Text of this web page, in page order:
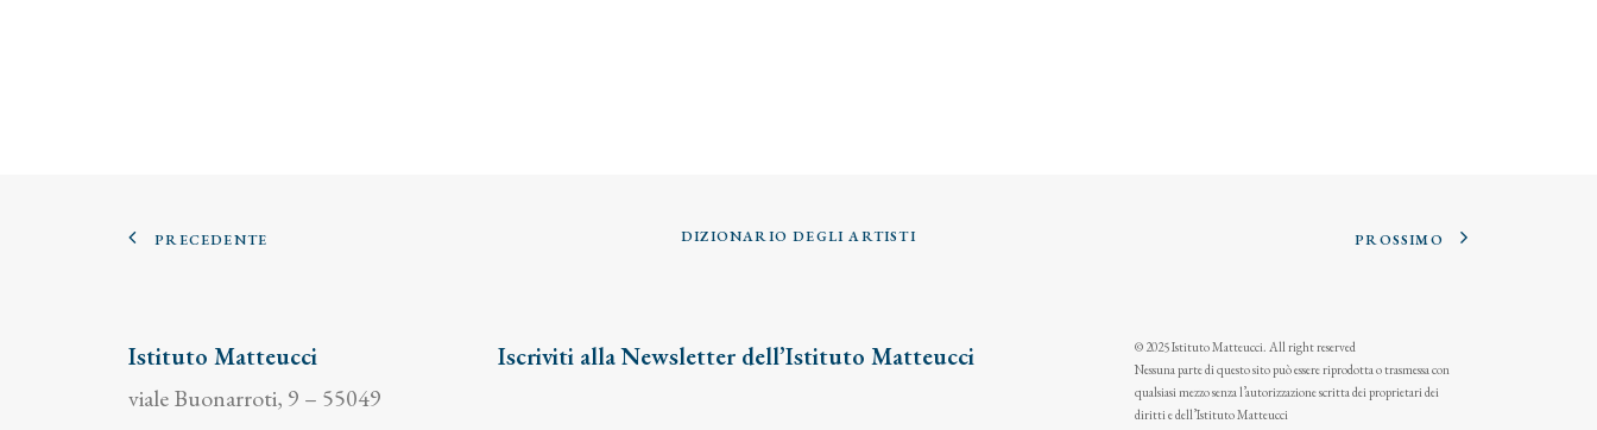
PRECEDENTE DIZIONARIO DEGLI ARTISTI PROSSIMO
Istituto Matteucci
viale Buonarroti, 9 – 55049
Iscriviti alla Newsletter dell’Istituto Matteucci
© 2025 Istituto Matteucci. All right reserved
Nessuna parte di questo sito può essere riprodotta o trasmessa con
qualsiasi mezzo senza l’autorizzazione scritta dei proprietari dei
diritti e dell’Istituto Matteucci